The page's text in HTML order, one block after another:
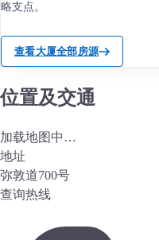
略支点。
查看大厦全部房源
位置及交通
加载地图中…
地址
弥敦道700号
查询热线